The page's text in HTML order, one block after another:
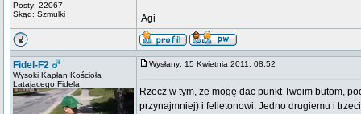
Posty: 22067
Skąd: Szmulki
 Agi
Fidel-F2
Wysoki Kapłan Kościoła
Latającego Fidela
Wysłany: 15 Kwietnia 2011, 08:52
Rzecz w tym, że mogę dac punkt Twoim butom,
przynajmniej) i felietonowi. Jedno drugiemu i